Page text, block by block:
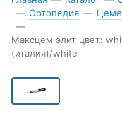
— Ортопедия —
—
Максцем элит цвет:
(италия)/white